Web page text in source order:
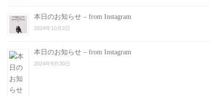
本日のお知らせ – from Instagram
2024年10月2日
本日のお知らせ – from Instagram
2024年9月30日